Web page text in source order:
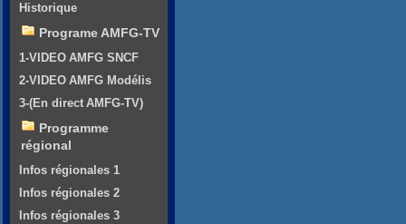
Historique
Programe AMFG-TV
1-VIDEO AMFG SNCF
2-VIDEO AMFG Modélis
3-(En direct AMFG-TV)
Programme
régional
Infos régionales 1
Infos régionales 2
Infos régionales 3